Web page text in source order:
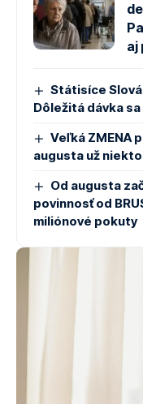
aj
Státisíce
Dôležitá dávka
Veľká ZMENA
augusta už
Od augusta
povinnosť od
miliónové pokuty